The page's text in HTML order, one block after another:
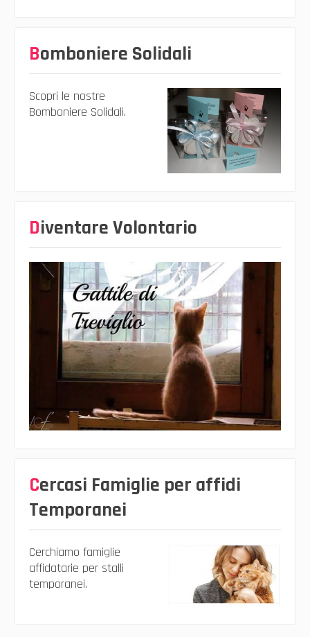
Bomboniere Solidali
Scopri le nostre
Bomboniere Solidali.
Diventare Volontario
Cercasi Famiglie per affidi
Temporanei
Cerchiamo famiglie
affidatarie per stalli
temporanei.